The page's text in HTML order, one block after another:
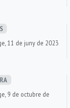
11 de juny de 2023
9 de octubre de